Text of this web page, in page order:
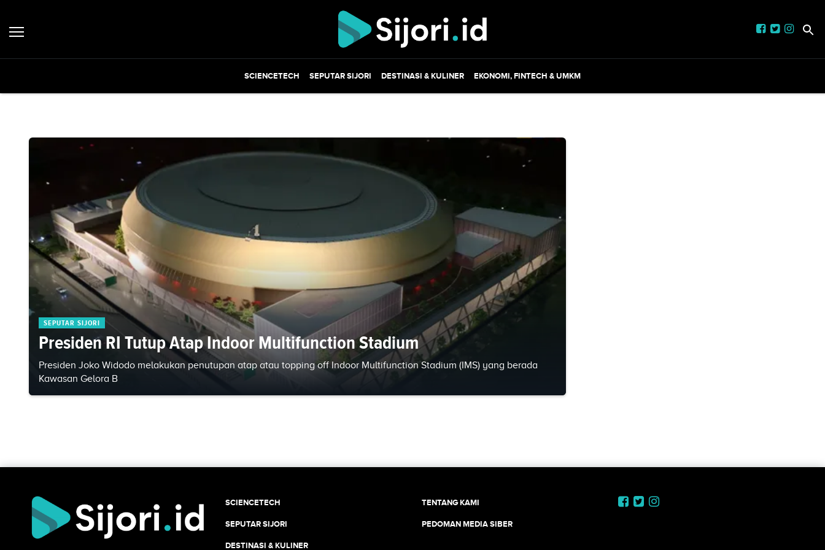
SCIENCETECH SEPUTAR SIJORI DESTINASI & KULINER EKONOMI, FINTECH & UMKM
SEPUTAR SIJORI
Presiden RI Tutup Atap Indoor Multifunction Stadium
Presiden Joko Widodo melakukan penutupan atap atau topping off Indoor Multifunction Stadium (IMS) yang berada
Kawasan Gelora B
SCIENCETECH
SEPUTAR SIJORI
DESTINASI & KULINER
TENTANG KAMI
PEDOMAN MEDIA SIBER